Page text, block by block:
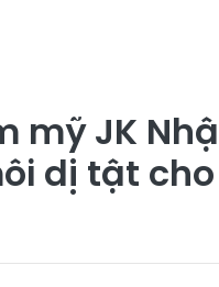
mỹ JK
dị tật